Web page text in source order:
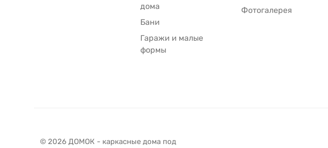
дома
Бани
Гаражи и малые
формы
Фотогалерея
© 2026 ДОМОК - каркасные дома под